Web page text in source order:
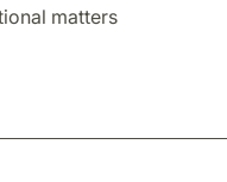
matters